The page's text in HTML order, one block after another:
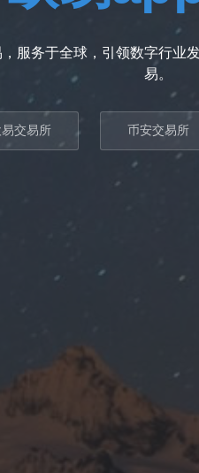
服务于全球，引领数字行
易。
易交易所 币安交易所